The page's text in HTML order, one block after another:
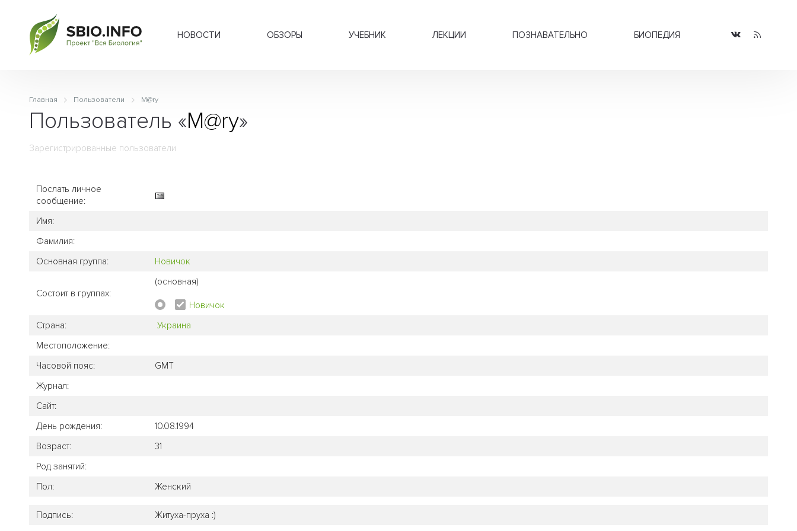
НОВОСТИ ОБЗОРЫ УЧЕБНИК ЛЕКЦИИ ПОЗНАВАТЕЛЬНО БИОПЕДИЯ
Главная Пользователи M@ry
Пользователь «M@ry»
Зарегистрированные пользователи
Послать личное
сообщение:
Имя:
Фамилия:
Основная группа:
Новичок
Состоит в группах:
(основная)
Новичок
Страна:
Украина
Местоположение:
Часовой пояс:
GMT
Журнал:
Сайт:
День рождения:
10.08.1994
Возраст:
31
Род занятий:
Пол:
Женский
Подпись:
Житуха-пруха :)